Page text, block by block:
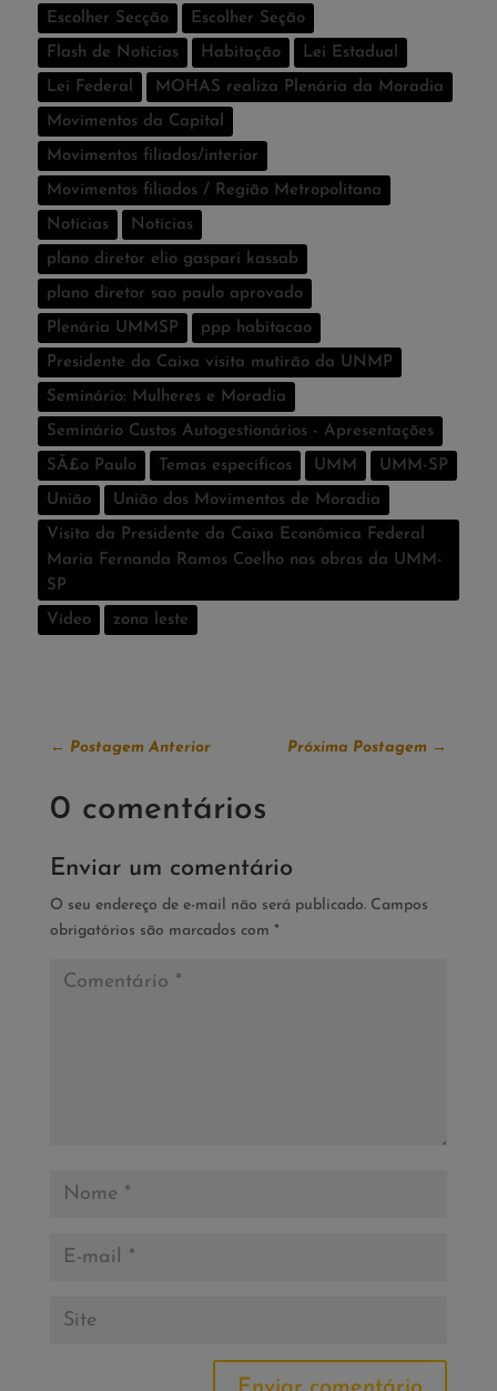
Escolher Secção Escolher Seção
Flash de Notí­cias Habitação Lei Estadual
Lei Federal MOHAS realiza Plenária da Moradia
Movimentos da Capital
Movimentos filiados/interior
Movimentos filiados / Região Metropolitana
Notícias Notí­cias
plano diretor elio gaspari kassab
plano diretor sao paulo aprovado
Plenária UMMSP ppp habitacao
Presidente da Caixa visita mutirão da UNMP
Seminário: Mulheres e Moradia
Seminário Custos Autogestionários - Apresentações
SÃ£o Paulo Temas especí­ficos UMM UMM-SP
União União dos Movimentos de Moradia
Visita da Presidente da Caixa Econômica Federal
Maria Fernanda Ramos Coelho nas obras da UMM-
SP
Vídeo zona leste
← Postagem Anterior Próxima Postagem →
0 comentários
Enviar um comentário
O seu endereço de e-mail não será publicado. Campos
obrigatórios são marcados com *